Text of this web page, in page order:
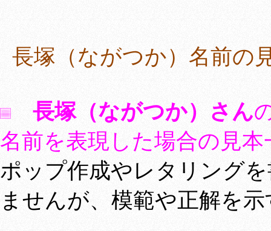
長塚（ながつか）名前
長塚（ながつか）さん
名前を表現した場合の見
ポップ作成やレタリング
ませんが、模範や正解を